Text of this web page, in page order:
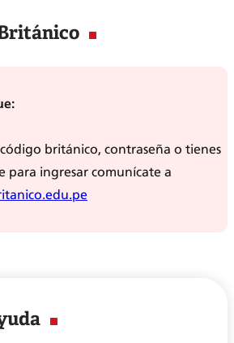
británico, contraseña o tienes
para ingresar comunícate a